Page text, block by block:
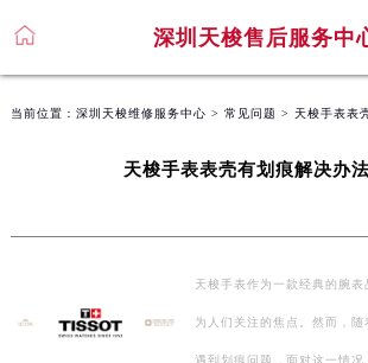
深圳天梭售后服务中
当前位置： 深圳天梭维修服务中心 > 常见问题 > 天梭手表表
天梭手表表壳有划痕解决办
天梭手表作为一款经典的腕
为人们关注的焦点。然而，
遇到划痕问题。面对这一情